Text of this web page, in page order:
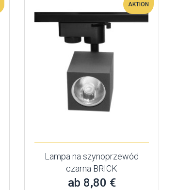
AKTION
Lampa na szynoprzewód
czarna BRICK
ab 8,80 €